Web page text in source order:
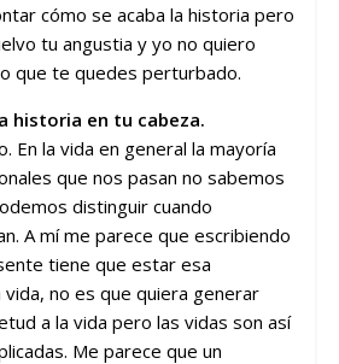
cómo se acaba la historia pero
tu angustia y yo no quiero
que te quedes perturbado.
historia en tu cabeza.
En la vida en general la mayoría
que nos pasan no sabemos
distinguir cuando
A mí me parece que escribiendo
tiene que estar esa
no es que quiera generar
a la vida pero las vidas son así
Me parece que un